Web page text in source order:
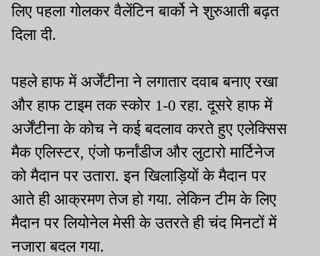
लिए पहला गोलकर वैलेंटिन बार्को ने शुरुआती बढ़त
दिला दी.
पहले हाफ में अर्जेंटीना ने लगातार दवाब बनाए रखा
और हाफ टाइम तक स्कोर 1-0 रहा. दूसरे हाफ में
अर्जेंटीना के कोच ने कई बदलाव करते हुए एलेक्सिस
मैक एलिस्टर, एंजो फर्नांडीज और लुटारो मार्टिनेज
को मैदान पर उतारा. इन खिलाड़ियों के मैदान पर
आते ही आक्रमण तेज हो गया. लेकिन टीम के लिए
मैदान पर लियोनेल मेसी के उतरते ही चंद मिनटों में
नजारा बदल गया.